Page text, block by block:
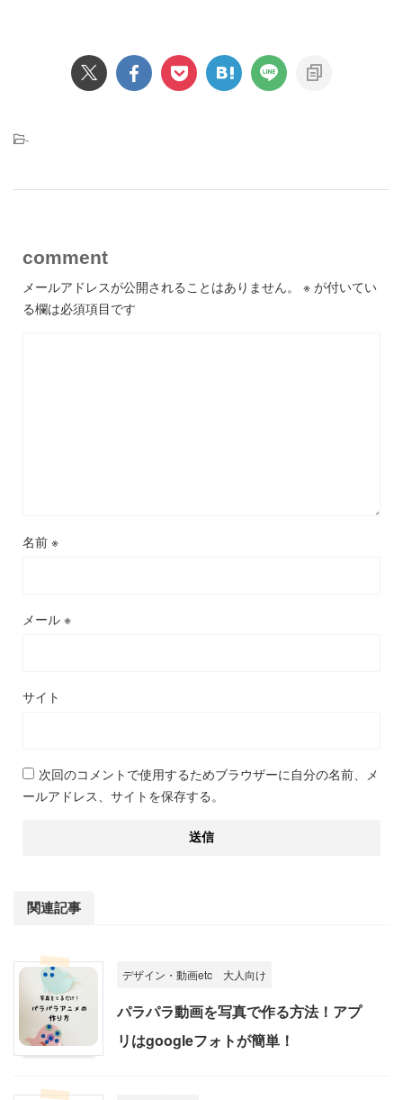
-
comment
メールアドレスが公開されることはありません。 ※ が付いてい
る欄は必須項目です
名前 ※
メール ※
サイト
次回のコメントで使用するためブラウザーに自分の名前、メ
ールアドレス、サイトを保存する。
関連記事
デザイン・動画etc 大人向け
パラパラ動画を写真で作る方法！アプ
リはgoogleフォトが簡単！